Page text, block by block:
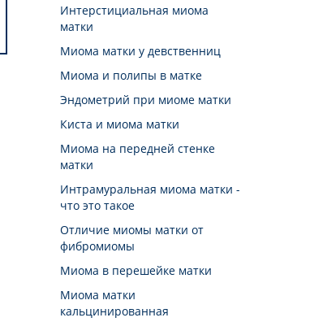
Интерстициальная миома
матки
Миома матки у девственниц
Миома и полипы в матке
Эндометрий при миоме матки
Киста и миома матки
Миома на передней стенке
матки
Интрамуральная миома матки -
что это такое
Отличие миомы матки от
фибромиомы
Миома в перешейке матки
Миома матки
кальцинированная